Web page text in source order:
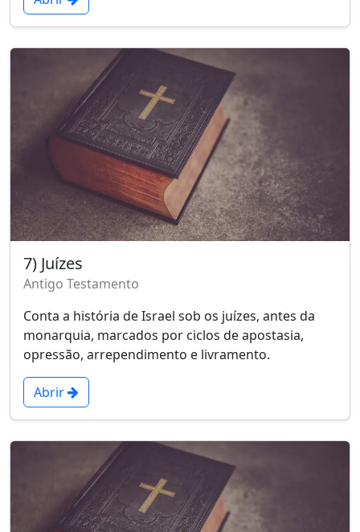
7) Juízes
Antigo Testamento
Conta a história de Israel sob os juízes, antes da
monarquia, marcados por ciclos de apostasia,
opressão, arrependimento e livramento.
Abrir